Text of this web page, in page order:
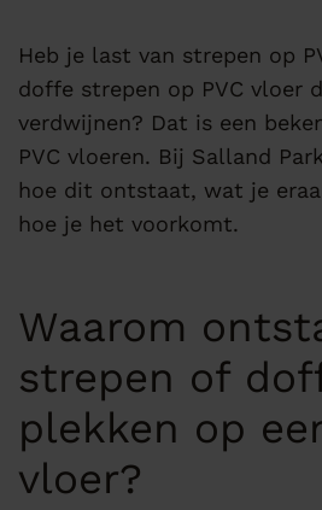
Heb je last van strepen op
doffe strepen op PVC vloer
verdwijnen? Dat is een
PVC vloeren. Bij Salland
hoe dit ontstaat, wat je
hoe je het voorkomt.
Waarom
strepen of
plekken op
vloer?